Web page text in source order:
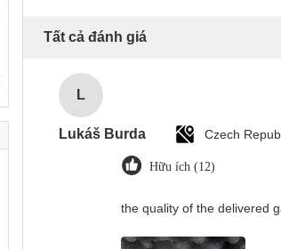
Tất cả đánh giá
L
Lukáš Burda Czech
Hữu ích (12)
the quality of the delivered